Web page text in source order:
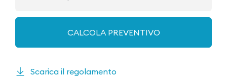
Scarica il regolamento